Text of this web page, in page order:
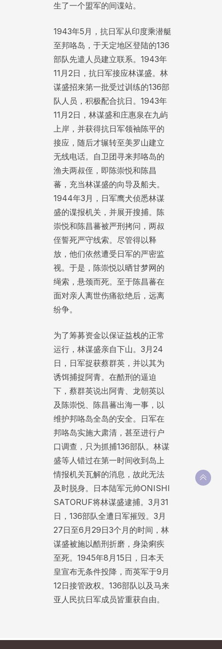
生了一个盟军的间谍站。
1943年5月，抗日军从印度乘潜艇
至邦咯岛，于天定地区登陆的136
部队先遣人员建立联系。1943年
11月2日，抗日军接应林谋盛。林
谋盛招来第一批受过训练的136部
队人员，积极配合抗日。1943年
11月2日，林谋盛和庄惠泉在九屿
上岸，并获得抗日军领袖陈平的
接应，随后才辗转至美罗山建立
无线电话。自卫团寻来邦咯岛的
渔夫两叔侄，即陈崇悦和陈昌
蕃，充当林谋盛的向导及船夫。
1944年3月，日军鹰犬侦悉林谋
盛的谍报机关，并展开搜捕。陈
崇悦和陈昌蕃被严刑拷问，两叔
侄誓死严守线索。尽管得以释
放，他们依然遭受日军的严密监
视。于是，陈崇悦以晒甘梦网的
绳索，悬颈而死。至于陈昌蕃在
面对亲人离世伤痛欲绝后，远离
纷争。
为了筹募资金以保证益栈的正常
运行，林谋盛亲自下山。3月24
日，日军捉获蔡群英，并以其为
诱饵捕捉阿青。在酷刑的逼迫
下，蔡群英说出阿青、龙朝英以
及陈崇悦、陈昌蕃出海一事，以
维护邦咯岛全岛的安全。日军在
邦咯岛实施大肃清，甚至进行户
口调查，只为抓捕136部队。林谋
盛等人错过在第一时间收到岛上
情报机关瓦解的消息，故此无法
及时脱身。日本陆军元帅ONISHI
SATORUF将林谋盛逮捕。3月31
日，136部队全遭日军摧毁。3月
27日至6月29日3个月的时间，林
谋盛被施以酷刑折磨，身染痢疾
至死。1945年8月15日，日本天
皇宣布无条件投降，而英军于9月
12日接管政权。136部队以及马来
亚人民抗日军成员皆重获自由。